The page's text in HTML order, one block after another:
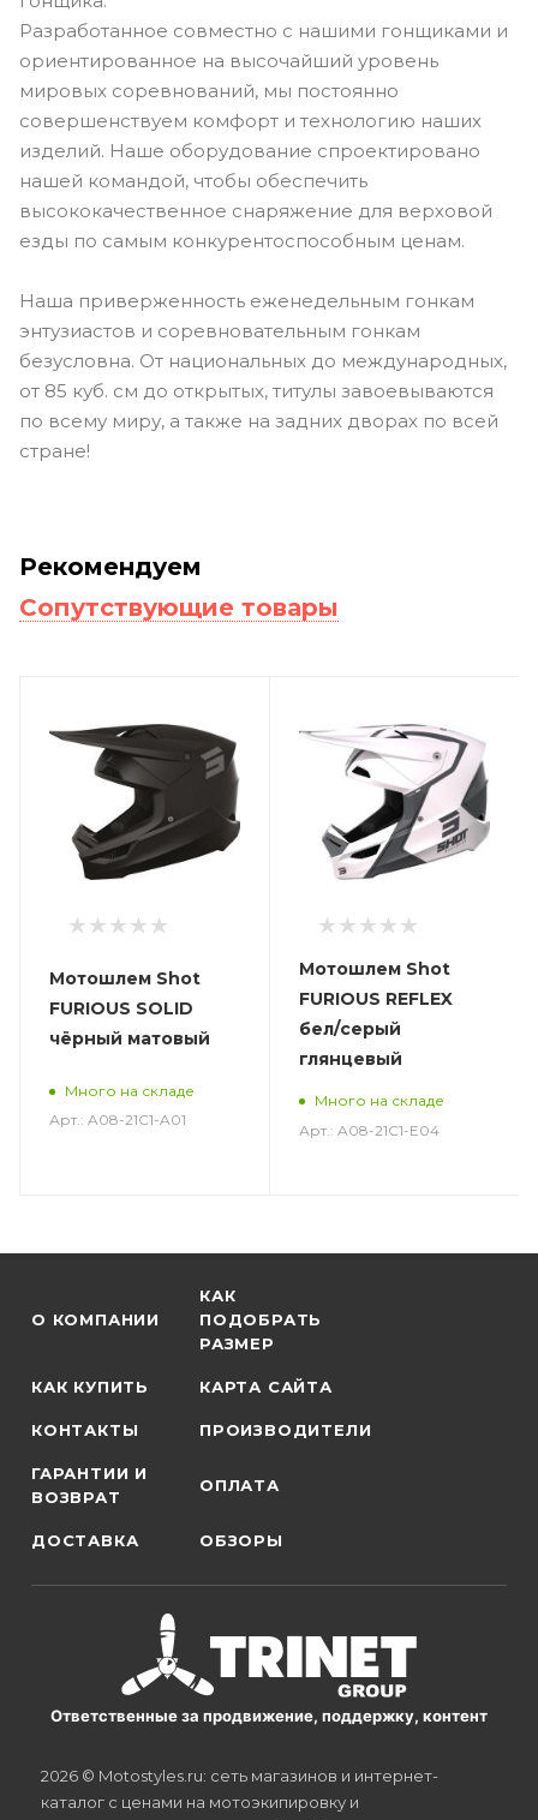
Разработанное совместно с нашими гонщиками и
ориентированное на высочайший уровень
мировых соревнований, мы постоянно
совершенствуем комфорт и технологию наших
изделий. Наше оборудование спроектировано
нашей командой, чтобы обеспечить
высококачественное снаряжение для верховой
езды по самым конкурентоспособным ценам.
Наша приверженность еженедельным гонкам
энтузиастов и соревновательным гонкам
безусловна. От национальных до международных,
от 85 куб. см до открытых, титулы завоевываются
по всему миру, а также на задних дворах по всей
стране!
Рекомендуем
Сопутствующие товары
Мотошлем Shot
FURIOUS SOLID
чёрный матовый
Много на складе
Арт.: A08-21C1-A01
Мотошлем Shot
FURIOUS REFLEX
бел/серый
глянцевый
Много на складе
Арт.: A08-21C1-E04
О КОМПАНИИ
КАК
ПОДОБРАТЬ
РАЗМЕР
КАК КУПИТЬ КАРТА САЙТА
КОНТАКТЫ ПРОИЗВОДИТЕЛИ
ГАРАНТИИ И
ВОЗВРАТ
ОПЛАТА
ДОСТАВКА ОБЗОРЫ
Ответственные за продвижение, поддержку, контент
2026 © Motostyles.ru: сеть магазинов и интернет-
каталог с ценами на мотоэкипировку и